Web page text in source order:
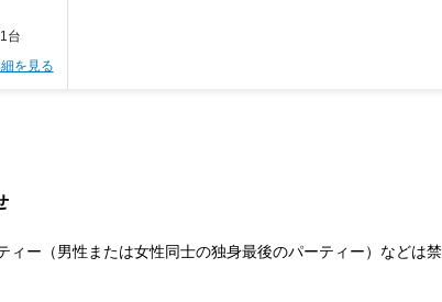
台
を見る
ィー（男性または女性同士の独身最後のパーティー）などは